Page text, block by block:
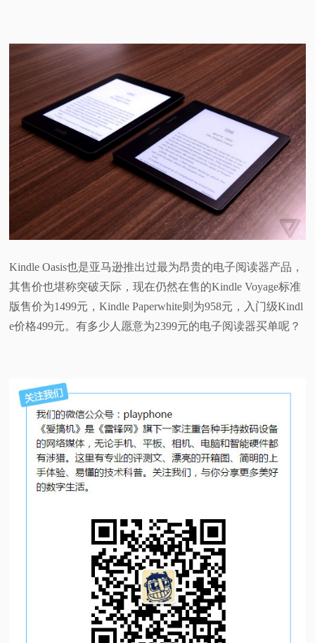
Kindle Oasis也是亚马逊推出过最为昂贵的电子阅读器产品，
其售价也堪称突破天际，现在仍然在售的Kindle Voyage标准
版售价为1499元，Kindle Paperwhite则为958元，入门级Kindl
e价格499元。有多少人愿意为2399元的电子阅读器买单呢？